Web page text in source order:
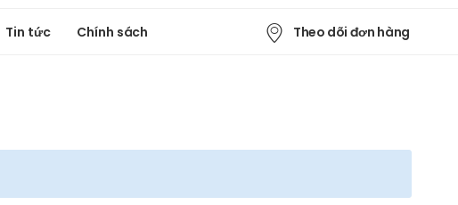
Tin tức Chính sách Theo dõi đơn hàng